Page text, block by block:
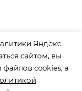
Яндекс
сайтом, вы
файлов cookies, а